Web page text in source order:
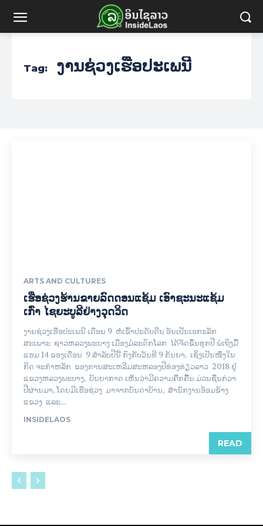
Tag: ງານຊ່ວງເຮືອປະເພນີ
ARTS AND CULTURES
ເຮືອຊ່ວງຮ້ານຂາຍລົດດອນແຊ້ມ ເອົາຊະນະແຊ້ມ
ເກົ່າ ໄຊຍະບູລີຢ່າງວຸດວິດ
ງານຊ່ວງເຮືອປະເພນີ ເດືອນ 9 ຫໍ່ເຂົ້າປະດັບດີນ ອັນເປັນເອກະລັກ
ສະເພາະ ຊາວຫລວງພະບາງ ເມືອງມໍລະດົກໂລກ ໄດ້ຈັດຂຶ້ນທຸກປີ ພໍເຖິງມື້
ແຮມ 14 ຂອງເດືອນ 9 ສຳລັບປີນີ້ ກົງກັບວັນທີ 9 ກັນຍາ, ເຊິ່ງເປັນໜຶ່ງໃນ
ກິດ ຈະກໍາຫລັກ ຂອງການສະເຫລີມສະຫລອງປີທ່ອງທ່ຽວລາວ 2018 ຢູ່
ແຂວງຫລວງພະບາງ, ບັນຍາກາດ ເຫັນວ່າມີຄວາມຄືກຄື້ນ ມ່ວນຊື່ນກ່ວາ
ປີຜ່ານມາ, ໂດຍມີເຮືອຊ່ວງ ມາຈາກບັນດາບ້ານ, ສຳນັກງານອ້ອມຂ້າງ
ແຂວງ ແລະ...
INSIDELAOS
READ